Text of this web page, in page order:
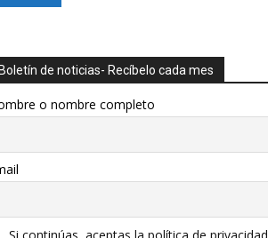
Boletín de noticias- Recíbelo cada mes
o nombre completo
Si continúas, aceptas la política de privacidad